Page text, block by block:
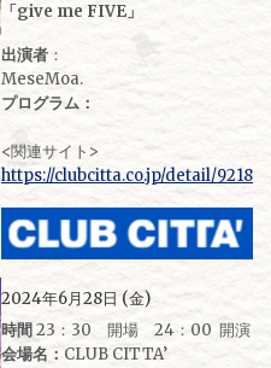
「give me FIVE」
出演者 ：
MeseMoa.
プログラム：
<関連サイト>
https://clubcitta.co.jp/detail/9218
2024年6月28日 (金)
時間23：30 開場 24：00 開演
会場名：CLUB CITTA’